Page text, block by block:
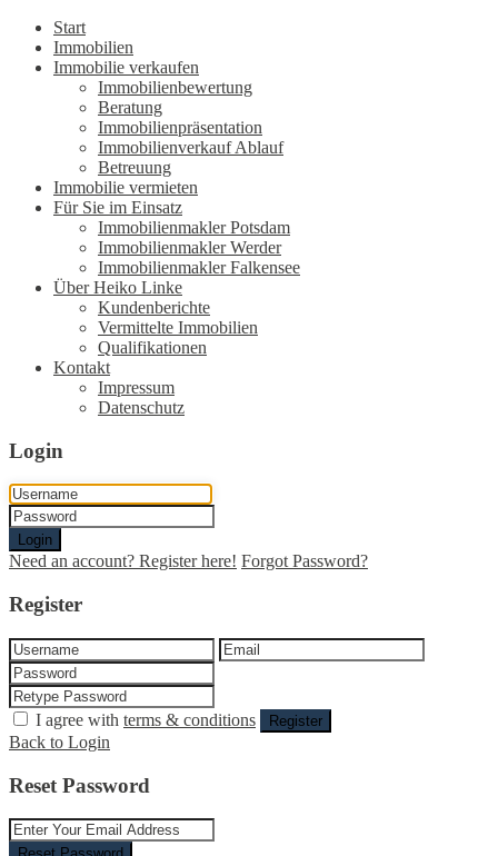
Start
Immobilien
Immobilie verkaufen
Immobilienbewertung
Beratung
Immobilienpräsentation
Immobilienverkauf Ablauf
Betreuung
Immobilie vermieten
Für Sie im Einsatz
Immobilienmakler Potsdam
Immobilienmakler Werder
Immobilienmakler Falkensee
Über Heiko Linke
Kundenberichte
Vermittelte Immobilien
Qualifikationen
Kontakt
Impressum
Datenschutz
Login
Login
Need an account? Register here! Forgot Password?
Register
I agree with terms & conditions Register
Back to Login
Reset Password